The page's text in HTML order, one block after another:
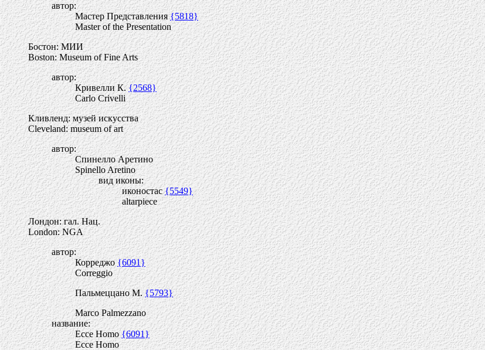
автор:
Мастер Представления{5818}
Master of the Presentation
Бостон: МИИ
Boston: Museum of Fine Arts
автор:
Кривелли К.{2568}
Carlo Crivelli
Кливленд: музей искусства
Cleveland: museum of art
автор:
Спинелло Аретино
Spinello Aretino
вид иконы:
иконостас{5549}
altarpiece
Лондон: гал. Нац.
London: NGA
автор:
Корреджо{6091}
Correggio
Пальмеццано М. {5793}
Marco Palmezzano
название:
Ecce Homo{6091}
Ecce Homo